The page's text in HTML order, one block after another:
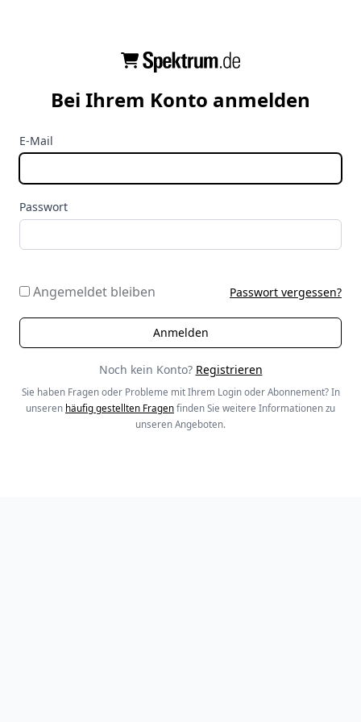
Bei Ihrem Konto anmelden
E-Mail
Passwort
Angemeldet bleiben Passwort vergessen?
Noch kein Konto? Registrieren
Sie haben Fragen oder Probleme mit Ihrem Login oder Abonnement? In
unseren häufig gestellten Fragen finden Sie weitere Informationen zu
unseren Angeboten.